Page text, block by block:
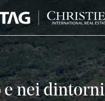
nei dintorni